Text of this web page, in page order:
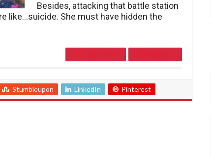
Besides, attacking that battle station
like…suicide. She must have hidden the
Stumbleupon LinkedIn Pinterest